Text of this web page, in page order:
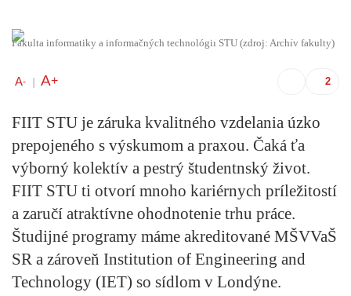
Fakulta informatiky a informačných technológií STU (zdroj: Archív fakulty)
A- A+
FIIT STU je záruka kvalitného vzdelania úzko
prepojeného s výskumom a praxou. Čaká ťa
výborný kolektív a pestrý študentnský život.
FIIT STU ti otvorí mnoho kariérnych príležitostí
a zaručí atraktívne ohodnotenie trhu práce.
Študijné programy máme akreditované MŠVVaŠ
SR a zároveň Institution of Engineering and
Technology (IET) so sídlom v Londýne.